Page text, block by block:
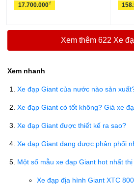
17.700.000₫
Xem thêm 622 Xe
Xem nhanh
Xe đạp Giant của nước nào sản
Xe đạp Giant có tốt không? Giá xe
Xe đạp Giant được thiết kế ra sao?
Xe đạp Giant đang được phân phối
Một số mẫu xe đạp Giant hot nhất
Xe đạp địa hình Giant XTC